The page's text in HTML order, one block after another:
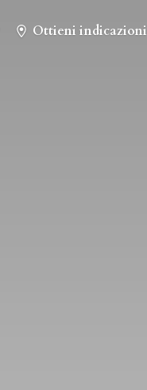
Ottieni indicazioni